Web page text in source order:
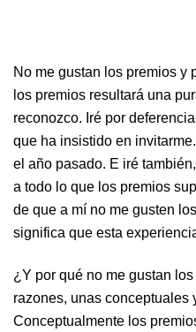
No me gustan los premios y
los premios resultará una
reconozco. Iré por
que ha insistido en
el año pasado. E iré
a todo lo que los premios
de que a mí no me gusten
significa que esta
¿Y por qué no me gustan
razones, unas conceptuales
Conceptualmente los